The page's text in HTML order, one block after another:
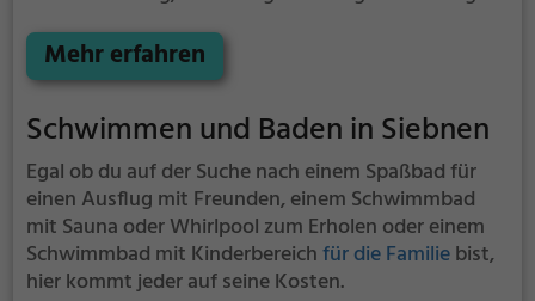
kommt jeder auf seine Kosten.
Mehr erfahren
Schwimmen und Baden in Siebnen
Egal ob du auf der Suche nach einem Spaßbad für
einen Ausflug mit Freunden, einem Schwimmbad
mit Sauna oder Whirlpool zum Erholen oder einem
Schwimmbad mit Kinderbereichfür die Familiebist,
hier kommt jeder auf seine Kosten.